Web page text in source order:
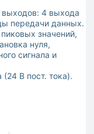
4 выхода
передачи данных.
значений,
нуля,
сигнала и
(24 В пост. тока).